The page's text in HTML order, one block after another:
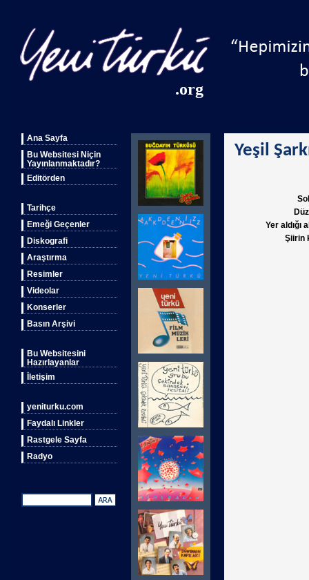
.org
Ana Sayfa
Bu Websitesi Niçin
Yayınlanmaktadır?
Editörden
Tarihçe
Emeği Geçenler
Diskografi
Araştırma
Resimler
Videolar
Konserler
Basın Arşivi
Bu Websitesini
Hazırlayanlar
İletişim
yeniturku.com
Faydalı Linkler
Rastgele Sayfa
Radyo
Yeşil
Yer aldığı
Şiirin